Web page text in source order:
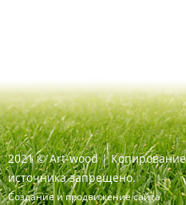
2021 ©Art-wood |
источника запрещено.
Создание и продвижение сайта